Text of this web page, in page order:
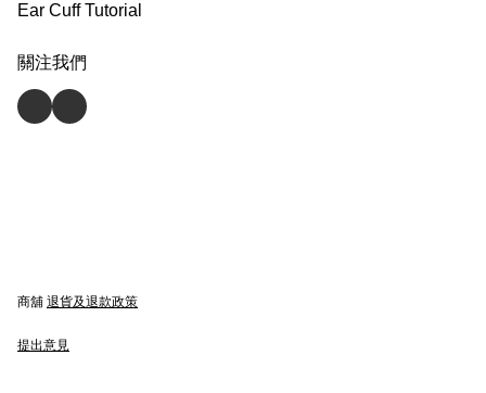
Ear Cuff Tutorial
關注我們
商舖 退貨及退款政策
提出意見